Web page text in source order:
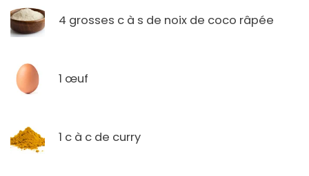
4 grosses c à s de noix de coco râpée
1 œuf
1 c à c de curry